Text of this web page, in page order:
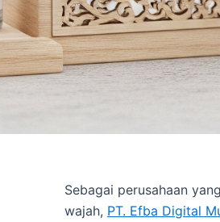
Sebagai perusahaan
wajah, PT. Efba Digital